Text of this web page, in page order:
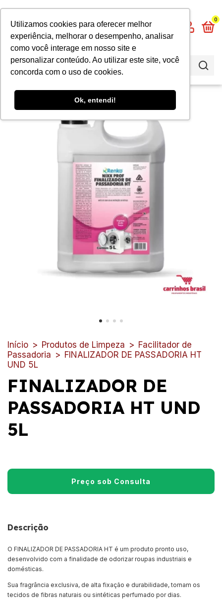
Utilizamos cookies para oferecer melhor
experiência, melhorar o desempenho, analisar
como você interage em nosso site e
personalizar conteúdo. Ao utilizar este site, você
concorda com o uso de cookies.
Ok, entendi!
0
Início > Produtos de Limpeza > Facilitador de
Passadoria > FINALIZADOR DE PASSADORIA HT
UND 5L
FINALIZADOR DE
PASSADORIA HT UND
5L
Descrição
O FINALIZADOR DE PASSADORIA HT é um produto pronto uso,
desenvolvido com a finalidade de odorizar roupas industriais e
domésticas.
Sua fragrância exclusiva, de alta fixação e durabilidade, tornam os
tecidos de fibras naturais ou sintéticas perfumado por dias.